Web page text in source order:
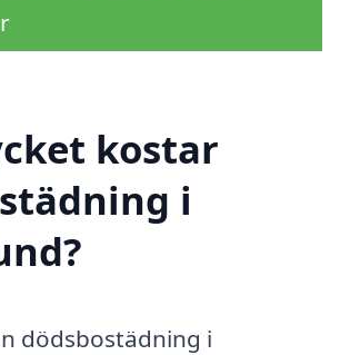
kostar
i
dödsbostädning i